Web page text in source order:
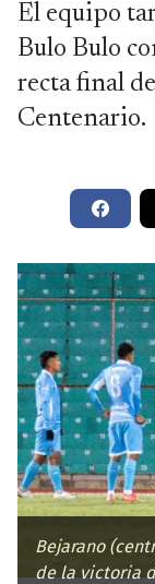
El equipo
Bulo Bulo
recta final
Centenario.
Bejarano
de la victoria